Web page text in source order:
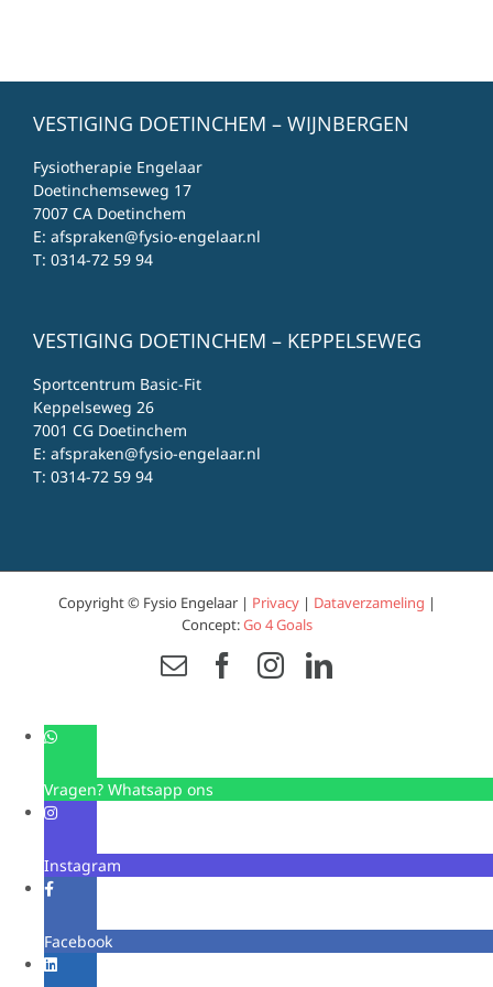
VESTIGING DOETINCHEM – WIJNBERGEN
Fysiotherapie Engelaar
Doetinchemseweg 17
7007 CA Doetinchem
E: afspraken@fysio-engelaar.nl
T: 0314-72 59 94
VESTIGING DOETINCHEM – KEPPELSEWEG
Sportcentrum Basic-Fit
Keppelseweg 26
7001 CG Doetinchem
E: afspraken@fysio-engelaar.nl
T: 0314-72 59 94
Copyright © Fysio Engelaar | Privacy| Dataverzameling |
Concept:Go 4 Goals
Email Facebook
Instagram
LinkedIn
Vragen? Whatsapp ons
Instagram
Facebook